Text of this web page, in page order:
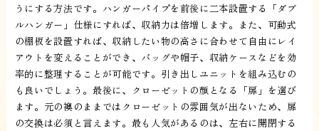
うにする方法です。ハンガーパイプを前後に二本設置する「ダブ
ルハンガー」仕様にすれば、収納力は倍増します。また、可動式
の棚板を設置すれば、収納したい物の高さに合わせて自由にレイ
アウトを変えることができ、バッグや帽子、収納ケースなどを効
率的に整理することが可能です。引き出しユニットを組み込むの
も良いでしょう。最後に、クローゼットの顔となる「扉」を選び
ます。元の襖のままではクローゼットの雰囲気が出ないため、扉
の交換は必須と言えます。最も人気があるのは、左右に開閉する